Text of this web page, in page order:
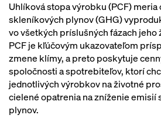
Uhlíková stopa výrobku (PCF)
skleníkových plynov (GHG)
vo všetkých príslušných fázach jeho
PCF je kľúčovým ukazovateľom
zmene klímy, a preto poskytuje
spoločnosti a spotrebiteľov, ktorí
jednotlivých výrobkov na životné
cielené opatrenia na zníženie emisií
plynov.